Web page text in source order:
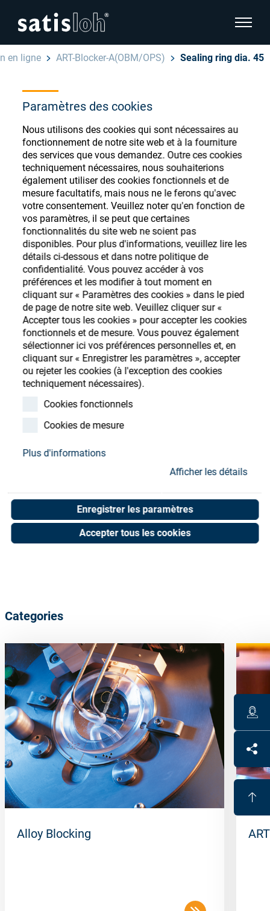
Paramètres des cookies
Nous utilisons des cookies qui sont nécessaires au
fonctionnement de notre site web et à la fourniture
des services que vous demandez. Outre ces cookies
techniquement nécessaires, nous souhaiterions
également utiliser des cookies fonctionnels et de
mesure facultatifs, mais nous ne le ferons qu'avec
votre consentement. Veuillez noter qu'en fonction de
vos paramètres, il se peut que certaines
fonctionnalités du site web ne soient pas
disponibles. Pour plus d'informations, veuillez lire les
détails ci-dessous et dans notre politique de
confidentialité. Vous pouvez accéder à vos
préférences et les modifier à tout moment en
cliquant sur « Paramètres des cookies » dans le pied
de page de notre site web. Veuillez cliquer sur «
Accepter tous les cookies » pour accepter les cookies
fonctionnels et de mesure. Vous pouvez également
sélectionner ici vos préférences personnelles et, en
cliquant sur « Enregistrer les paramètres », accepter
ou rejeter les cookies (à l'exception des cookies
techniquement nécessaires).
Cookies fonctionnels
Cookies de mesure
Plus d'informations
Afficher les détails
Enregistrer les paramètres
Accepter tous les cookies
afficher
Français
Ophtalmique
Optique de précision
Qui sommes-nous ?
Carrière
Ressources
Contact
Store
cacher la navigation de la page
English
Deutsch
Español
汉语
en ligne ART-Blocker-A(OBM/OPS) Sealing ring dia. 45
Magasin de
consommables
ophtalmiques
Enregistrez-vous ou connectez-vous pour
accéder à vos comptes et découvrir notre
large gamme de consommables ophtalmiques
S'enregistrer Login
Sealing ring dia. 45
Art. No. 05054152
Shop now
Categories
Alloy Blocking